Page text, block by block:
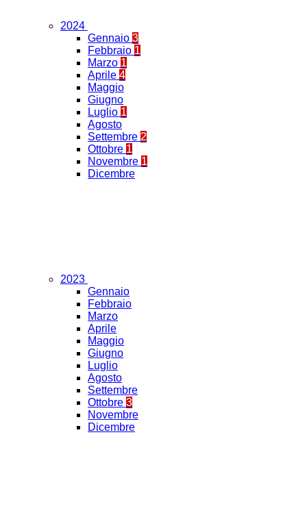
2024
Gennaio 3
Febbraio 1
Marzo 1
Aprile 4
Maggio
Giugno
Luglio 1
Agosto
Settembre 2
Ottobre 1
Novembre 1
Dicembre
2023
Gennaio
Febbraio
Marzo
Aprile
Maggio
Giugno
Luglio
Agosto
Settembre
Ottobre 3
Novembre
Dicembre